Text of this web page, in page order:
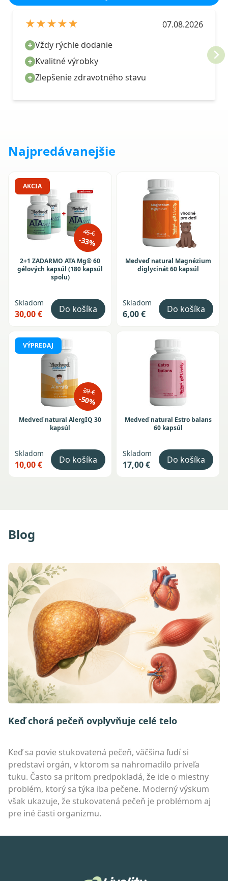
★★★★★
07.08.2026
Vždy rýchle dodanie
Kvalitné výrobky
Zlepšenie zdravotného stavu
Najpredávanejšie
AKCIA
45 €
-33%
2+1 ZADARMO ATA Mg® 60
gélových kapsúl (180 kapsúl
spolu)
Skladom
30,00 € Do košíka
Medveď natural Magnézium
diglycinát 60 kapsúl
Skladom
6,00 € Do košíka
VÝPREDAJ
20 €
-50%
Medveď natural AlergIQ 30
kapsúl
Skladom
10,00 € Do košíka
Medveď natural Estro balans
60 kapsúl
Skladom
17,00 € Do košíka
Blog
Keď chorá pečeň ovplyvňuje celé telo
Keď sa povie stukovatená pečeň, väčšina ľudí si
predstaví orgán, v ktorom sa nahromadilo priveľa
tuku. Často sa pritom predpokladá, že ide o miestny
problém, ktorý sa týka iba pečene. Moderný výskum
však ukazuje, že stukovatená pečeň je problémom aj
pre iné časti organizmu.